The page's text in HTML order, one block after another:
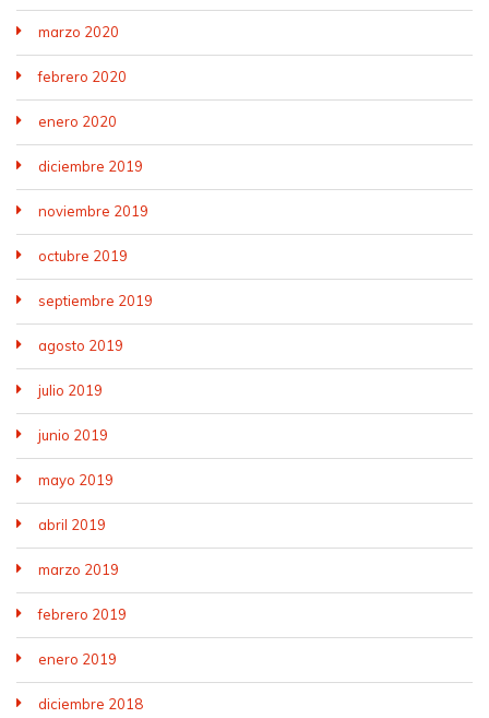
marzo 2020
febrero 2020
enero 2020
diciembre 2019
noviembre 2019
octubre 2019
septiembre 2019
agosto 2019
julio 2019
junio 2019
mayo 2019
abril 2019
marzo 2019
febrero 2019
enero 2019
diciembre 2018